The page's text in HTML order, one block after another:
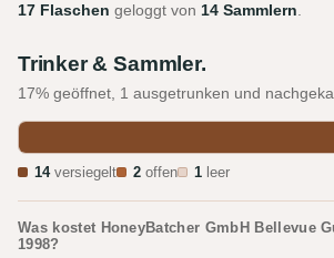
17 Flaschen geloggt von 14 Sammlern.
Trinker & Sammler.
17% geöffnet, 1 ausgetrunken und
14versiegelt 2 offen 1 leer
Was kostet HoneyBatcher GmbH Bellevue
1998?